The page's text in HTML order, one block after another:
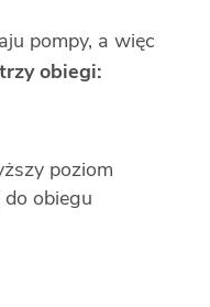
pompy, a więc
obiegi:
poziom
obiegu